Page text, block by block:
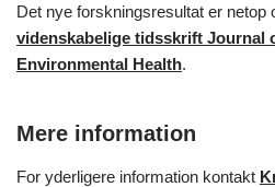
Det nye forskningsresultat er netop
videnskabelige tidsskrift Journal
Environmental Health.
Mere information
For yderligere information kontakt